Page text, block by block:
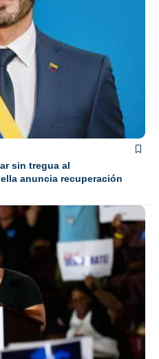
sin tregua al
anuncia recuperación